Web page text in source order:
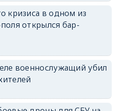
кризиса в одном из
открылся бар-
военнослужащий убил